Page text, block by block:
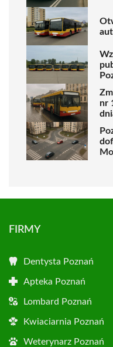
nr
FIRMY
Dentysta Poznań
Apteka Poznań
Lombard Poznań
Kwiaciarnia Poznań
Weterynarz Poznań